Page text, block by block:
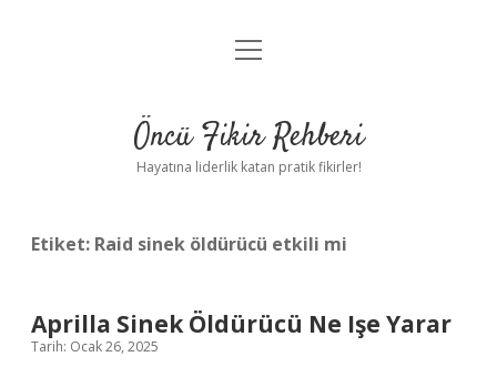
Anasayfa
Yasal Uyarı
menüyü
Öncü Fikir Rehberi
Hayatına liderlik katan pratik fikirler!
Etiket: Raid sinek öldürücü etkili mi
Aprilla Sinek Öldürücü Ne Işe Yarar
Tarih: Ocak 26, 2025